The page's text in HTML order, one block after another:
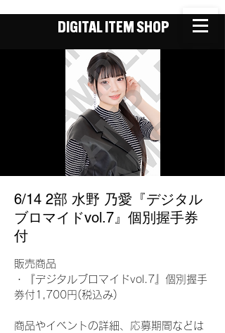
DIGITAL ITEM SHOP
6/14 2部 水野 乃愛『デジタル
ブロマイドvol.7』個別握手券
付
販売商品
・『デジタルブロマイドvol.7』個別握手
券付1,700円(税込み)
商品やイベントの詳細、応募期間などは